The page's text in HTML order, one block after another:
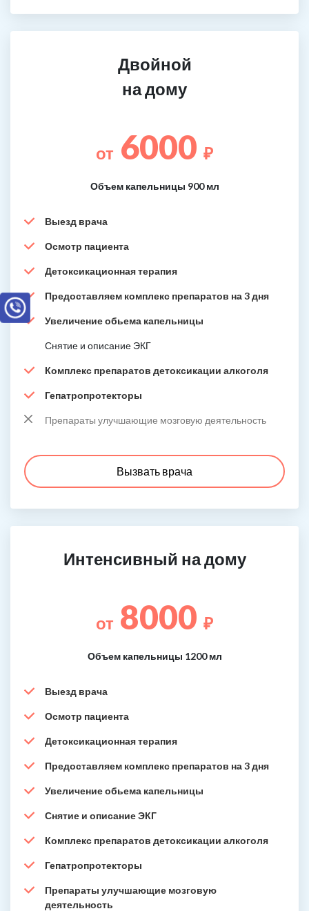
Двойной
на дому
от 6000 ₽
Объем капельницы 900 мл
Выезд врача
Осмотр пациента
Детоксикационная терапия
Предоставляем комплекс препаратов на 3 дня
Увеличение обьема капельницы
Снятие и описание ЭКГ
Комплекс препаратов детоксикации алкоголя
Гепатропротекторы
Препараты улучшающие мозговую деятельность
Вызвать врача
Интенсивный на дому
от 8000 ₽
Объем капельницы 1200 мл
Выезд врача
Осмотр пациента
Детоксикационная терапия
Предоставляем комплекс препаратов на 3 дня
Увеличение обьема капельницы
Снятие и описание ЭКГ
Комплекс препаратов детоксикации алкоголя
Гепатропротекторы
Препараты улучшающие мозговую
деятельность